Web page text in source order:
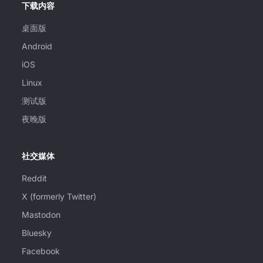
下载内容
桌面版
Android
iOS
Linux
测试版
夜晚版
社交媒体
Reddit
X (formerly Twitter)
Mastodon
Bluesky
Facebook